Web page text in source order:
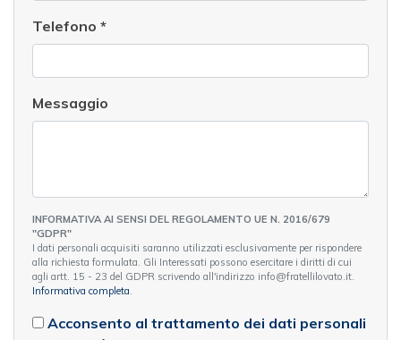
Telefono *
Messaggio
INFORMATIVA AI SENSI DEL REGOLAMENTO UE N. 2016/679
"GDPR"
I dati personali acquisiti saranno utilizzati esclusivamente per rispondere
alla richiesta formulata. Gli Interessati possono esercitare i diritti di cui
agli artt. 15 - 23 del GDPR scrivendo all'indirizzo info@fratellilovato.it.
Informativa completa.
Acconsento al trattamento dei dati personali